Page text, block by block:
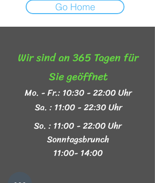
Go Home
Wir sind an 365 Tagen für
Sie geöffnet​
Mo. - Fr.: 10:30 - 22:00 Uhr
Sa. : 11:00 - 22:30 Uhr
So. : 11:00 - 22:00 Uhr
Sonntagsbrunch
11:00- 14:00